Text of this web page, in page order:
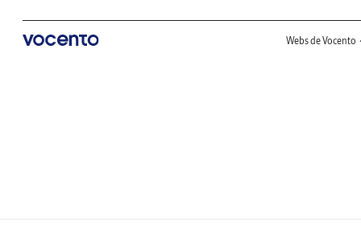
Webs de Vocento